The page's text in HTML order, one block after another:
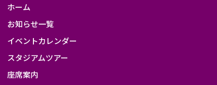
ホーム
お知らせ一覧
イベントカレンダー
スタジアムツアー
座席案内